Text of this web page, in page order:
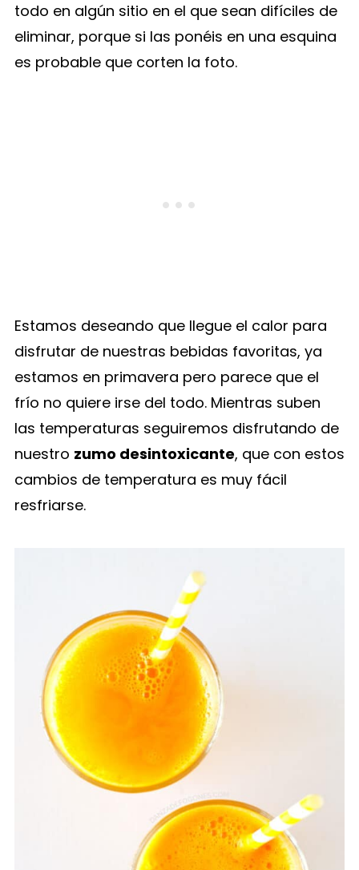
todo en algún sitio en el que sean difíciles de
eliminar, porque si las ponéis en una esquina
es probable que corten la foto.
Estamos deseando que llegue el calor para
disfrutar de nuestras bebidas favoritas, ya
estamos en primavera pero parece que el
frío no quiere irse del todo. Mientras suben
las temperaturas seguiremos disfrutando de
nuestro zumo desintoxicante, que con estos
cambios de temperatura es muy fácil
resfriarse.